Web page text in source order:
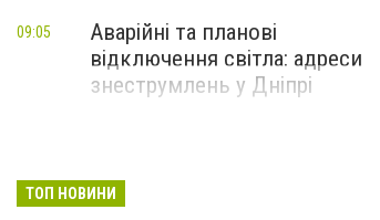
Аварійні та планові
відключення світла: адреси
знеструмлень у Дніпрі
09:05
ТОП НОВИНИ